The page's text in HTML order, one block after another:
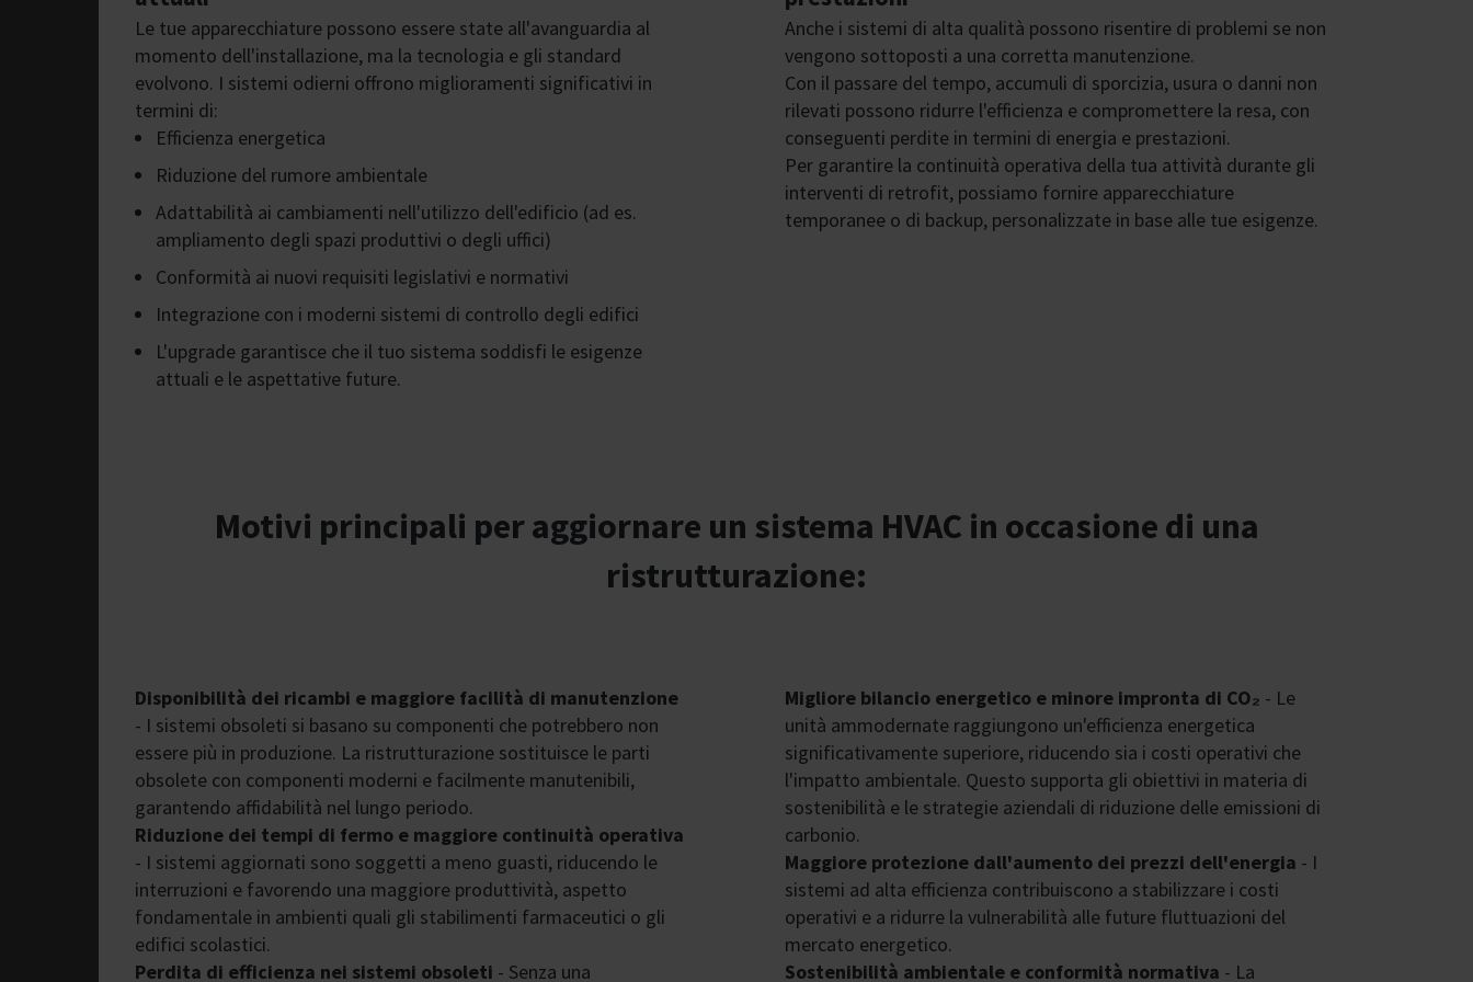
Le tue apparecchiature possono essere state all'avanguardia al
momento dell'installazione, ma la tecnologia e gli standard
evolvono. I sistemi odierni offrono miglioramenti significativi in
termini di:
Efficienza energetica
Riduzione del rumore ambientale
Adattabilità ai cambiamenti nell'utilizzo dell'edificio (ad es.
ampliamento degli spazi produttivi o degli uffici)
Conformità ai nuovi requisiti legislativi e normativi
Integrazione con i moderni sistemi di controllo degli edifici
L'upgrade garantisce che il tuo sistema soddisfi le esigenze
attuali e le aspettative future.
Anche i sistemi di alta qualità possono risentire di problemi se non
vengono sottoposti a una corretta manutenzione.
Con il passare del tempo, accumuli di sporcizia, usura o danni non
rilevati possono ridurre l'efficienza e compromettere la resa, con
conseguenti perdite in termini di energia e prestazioni.
Per garantire la continuità operativa della tua attività durante gli
interventi di retrofit, possiamo fornire apparecchiature
temporanee o di backup, personalizzate in base alle tue esigenze.
Motivi principali per aggiornare un sistema HVAC in occasione di una
ristrutturazione:
Disponibilità dei ricambi e maggiore facilità di manutenzione
- I sistemi obsoleti si basano su componenti che potrebbero non
essere più in produzione. La ristrutturazione sostituisce le parti
obsolete con componenti moderni e facilmente manutenibili,
garantendo affidabilità nel lungo periodo.
Riduzione dei tempi di fermo e maggiore continuità operativa
- I sistemi aggiornati sono soggetti a meno guasti, riducendo le
interruzioni e favorendo una maggiore produttività, aspetto
fondamentale in ambienti quali gli stabilimenti farmaceutici o gli
edifici scolastici.
Perdita di efficienza nei sistemi obsoleti - Senza una
Migliore bilancio energetico e minore impronta di CO₂ - Le
unità ammodernate raggiungono un'efficienza energetica
significativamente superiore, riducendo sia i costi operativi che
l'impatto ambientale. Questo supporta gli obiettivi in materia di
sostenibilità e le strategie aziendali di riduzione delle emissioni di
carbonio.
Maggiore protezione dall'aumento dei prezzi dell'energia - I
sistemi ad alta efficienza contribuiscono a stabilizzare i costi
operativi e a ridurre la vulnerabilità alle future fluttuazioni del
mercato energetico.
Sostenibilità ambientale e conformità normativa - La